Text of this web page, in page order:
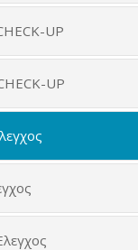
UP
UP